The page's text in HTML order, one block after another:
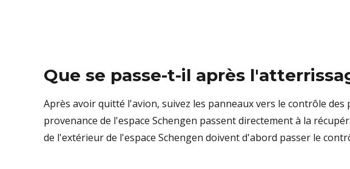
Que se passe-t-il après
Après avoir quitté l'avion, suivez les panneaux vers le contrôle des
provenance de l'espace Schengen passent directement à la
de l'extérieur de l'espace Schengen doivent d'abord passer le